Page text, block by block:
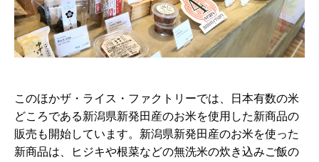
このほかザ・ライス・ファクトリーでは、日本有数の米
どころである新潟県新発田産のお米を使用した新商品の
販売も開始しています。新潟県新発田産のお米を使った
新商品は、ヒジキや根菜などの無洗米の炊き込みご飯の